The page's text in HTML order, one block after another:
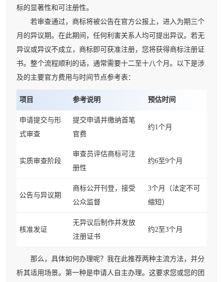
标的显著性和可注册性。
若审查通过，商标将被公告在官方公报上，进入为期三个
月的异议期。在此期间，任何利害关系人均可提出异议。若无
异议或异议不成立，商标即可获准注册，您将获得商标注册证
书。整个流程顺利的话，通常需要十二至十八个月。以下是涉
及的主要官方费用与时间节点参考表：
项目 参考说明 预估时间
申请提交与形
式审查
提交申请并缴纳首笔
官费
约1个月
实质审查阶段
审查员评估商标可注
册性
约6至9个月
公告与异议期
商标公开刊登，接受
公众监督
3个月（法定不可
缩短）
核准发证
无异议后制作并发放
注册证书
约2至3个月
那么，具体如何办理呢？我在此推荐两种主流方法，并分
析其适用场景。第一种是申请人自主办理。这要求您或您的团